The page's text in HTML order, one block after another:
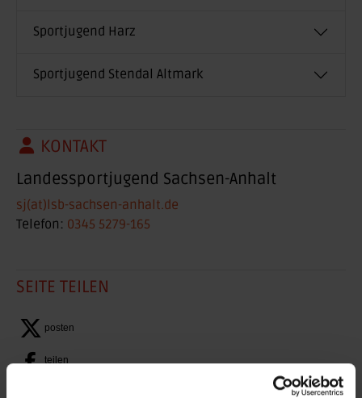
Sportjugend Harz
Sportjugend Stendal Altmark
KONTAKT
Landessportjugend Sachsen-Anhalt
sj(at)lsb-sachsen-anhalt.de
Telefon: 0345 5279-165
SEITE TEILEN
posten
teilen